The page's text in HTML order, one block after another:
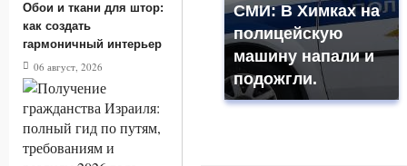
СМИ: В Химках на
полицейскую
машину напали и
подожгли.
Обои и ткани для штор:
как создать
гармоничный интерьер
06 август, 2026